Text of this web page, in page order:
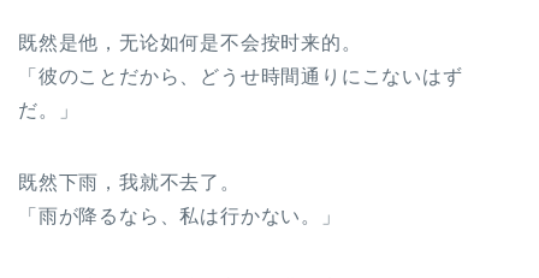
既然是他，无论如何是不会按时来的。
「彼のことだから、どうせ時間通りにこないはず
だ。」
既然下雨，我就不去了。
「雨が降るなら、私は行かない。」